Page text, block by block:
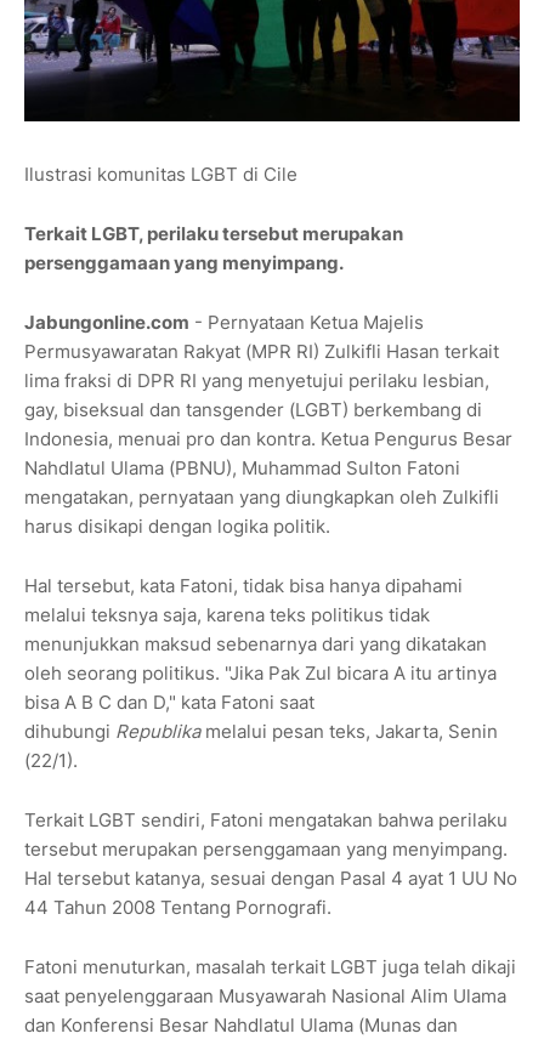
Ilustrasi komunitas LGBT di Cile
Terkait LGBT, perilaku tersebut merupakan
persenggamaan yang menyimpang.
Jabungonline.com - Pernyataan Ketua Majelis
Permusyawaratan Rakyat (MPR RI) Zulkifli Hasan terkait
lima fraksi di DPR RI yang menyetujui perilaku lesbian,
gay, biseksual dan tansgender (LGBT) berkembang di
Indonesia, menuai pro dan kontra. Ketua Pengurus Besar
Nahdlatul Ulama (PBNU), Muhammad Sulton Fatoni
mengatakan, pernyataan yang diungkapkan oleh Zulkifli
harus disikapi dengan logika politik.
Hal tersebut, kata Fatoni, tidak bisa hanya dipahami
melalui teksnya saja, karena teks politikus tidak
menunjukkan maksud sebenarnya dari yang dikatakan
oleh seorang politikus. "Jika Pak Zul bicara A itu artinya
bisa A B C dan D," kata Fatoni saat
dihubungi Republikamelalui pesan teks, Jakarta, Senin
(22/1).
Terkait LGBT sendiri, Fatoni mengatakan bahwa perilaku
tersebut merupakan persenggamaan yang menyimpang.
Hal tersebut katanya, sesuai dengan Pasal 4 ayat 1 UU No
44 Tahun 2008 Tentang Pornografi.
Fatoni menuturkan, masalah terkait LGBT juga telah dikaji
saat penyelenggaraan Musyawarah Nasional Alim Ulama
dan Konferensi Besar Nahdlatul Ulama (Munas dan